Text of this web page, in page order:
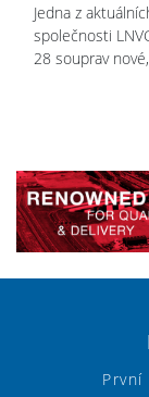
Jedna z
společnosti
28 souprav